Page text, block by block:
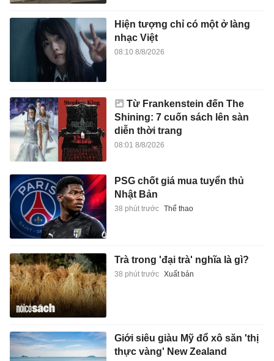
Hiện tượng chỉ có một ở làng
nhạc Việt
08:10 8/8/2026
Từ Frankenstein đến The
Shining: 7 cuốn sách lên sàn
diễn thời trang
08:01 8/8/2026
PSG chốt giá mua tuyển thủ
Nhật Bản
38 phút trước Thể thao
Trà trong 'đại trà' nghĩa là gì?
38 phút trước Xuất bản
Giới siêu giàu Mỹ đổ xô săn 'thị
thực vàng' New Zealand